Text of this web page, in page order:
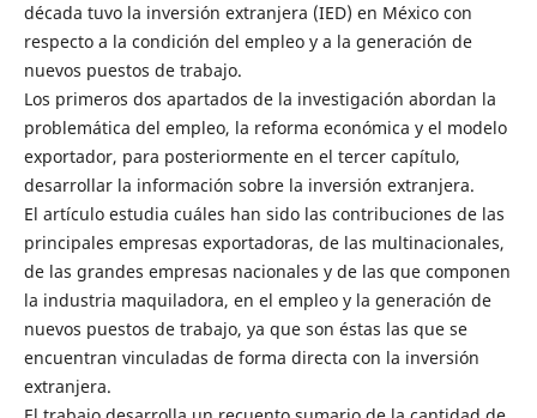
década tuvo la inversión extranjera (IED) en México con
respecto a la condición del empleo y a la generación de
nuevos puestos de trabajo.
Los primeros dos apartados de la investigación abordan la
problemática del empleo, la reforma económica y el modelo
exportador, para posteriormente en el tercer capítulo,
desarrollar la información sobre la inversión extranjera.
El artículo estudia cuáles han sido las contribuciones de las
principales empresas exportadoras, de las multinacionales,
de las grandes empresas nacionales y de las que componen
la industria maquiladora, en el empleo y la generación de
nuevos puestos de trabajo, ya que son éstas las que se
encuentran vinculadas de forma directa con la inversión
extranjera.